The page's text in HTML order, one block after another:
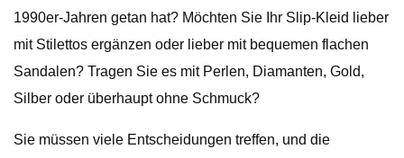
1990er-Jahren getan hat? Möchten Sie Ihr Slip-Kleid lieber
mit Stilettos ergänzen oder lieber mit bequemen flachen
Sandalen? Tragen Sie es mit Perlen, Diamanten, Gold,
Silber oder überhaupt ohne Schmuck?
Sie müssen viele Entscheidungen treffen, und die